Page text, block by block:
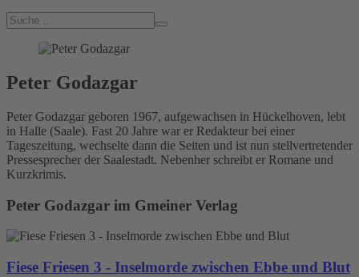
Peter Godazgar
Peter Godazgar geboren 1967, aufgewachsen in Hückelhoven, lebt
in Halle (Saale). Fast 20 Jahre war er Redakteur bei einer
Tageszeitung, wechselte dann die Seiten und ist nun stellvertretender
Pressesprecher der Saalestadt. Nebenher schreibt er Romane und
Kurzkrimis.
Peter Godazgar im Gmeiner Verlag
Fiese Friesen 3 - Inselmorde zwischen Ebbe und Blut